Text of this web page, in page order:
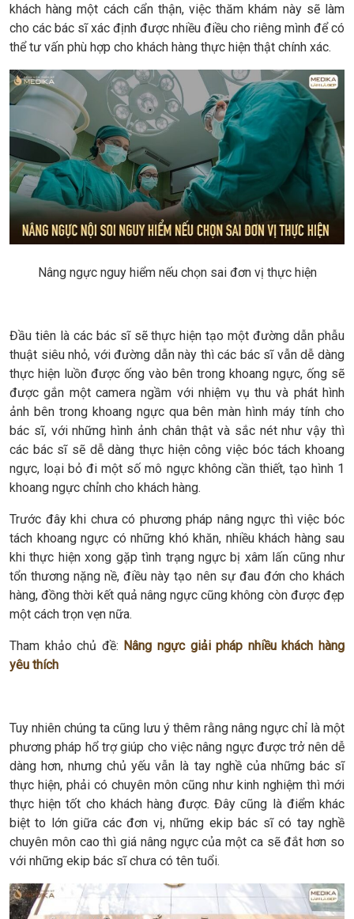
khách hàng một cách cẩn thận, việc thăm khám này sẽ làm
cho các bác sĩ xác định được nhiều điều cho riêng mình để có
thể tư vấn phù hợp cho khách hàng thực hiện thật chính xác.
Nâng ngực nguy hiểm nếu chọn sai đơn vị thực hiện
Đầu tiên là các bác sĩ sẽ thực hiện tạo một đường dẫn phẫu
thuật siêu nhỏ, với đường dẫn này thì các bác sĩ vẫn dễ dàng
thực hiện luồn được ống vào bên trong khoang ngực, ống sẽ
được gắn một camera ngầm với nhiệm vụ thu và phát hình
ảnh bên trong khoang ngực qua bên màn hình máy tính cho
bác sĩ, với những hình ảnh chân thật và sắc nét như vậy thì
các bác sĩ sẽ dễ dàng thực hiện công việc bóc tách khoang
ngực, loại bỏ đi một số mô ngực không cần thiết, tạo hình 1
khoang ngực chỉnh cho khách hàng.
Trước đây khi chưa có phương pháp nâng ngực thì việc bóc
tách khoang ngực có những khó khăn, nhiều khách hàng sau
khi thực hiện xong gặp tình trạng ngực bị xâm lấn cũng như
tổn thương nặng nề, điều này tạo nên sự đau đớn cho khách
hàng, đồng thời kết quả nâng ngực cũng không còn được đẹp
một cách trọn vẹn nữa.
Tham khảo chủ đề: Nâng ngực giải pháp nhiều khách hàng
yêu thích
Tuy nhiên chúng ta cũng lưu ý thêm rằng nâng ngực chỉ là một
phương pháp hổ trợ giúp cho việc nâng ngực được trở nên dễ
dàng hơn, nhưng chủ yếu vẫn là tay nghề của những bác sĩ
thực hiện, phải có chuyên môn cũng như kinh nghiệm thì mới
thực hiện tốt cho khách hàng được. Đây cũng là điểm khác
biệt to lớn giữa các đơn vị, những ekip bác sĩ có tay nghề
chuyên môn cao thì giá nâng ngực của một ca sẽ đắt hơn so
với những ekip bác sĩ chưa có tên tuổi.